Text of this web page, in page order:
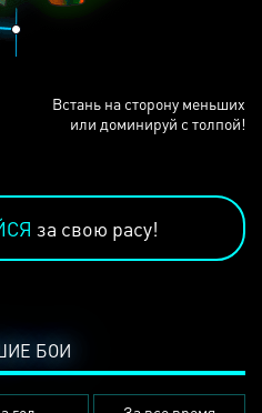
Встань на сторону меньших
или доминируй с толпой!
за свою расу!
БОИ